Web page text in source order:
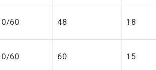
60 48 18
60 60 15